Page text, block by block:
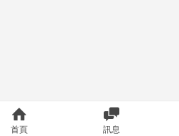
首頁 訊息